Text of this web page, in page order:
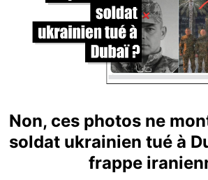
Non, ces photos ne
soldat ukrainien tué à
frappe